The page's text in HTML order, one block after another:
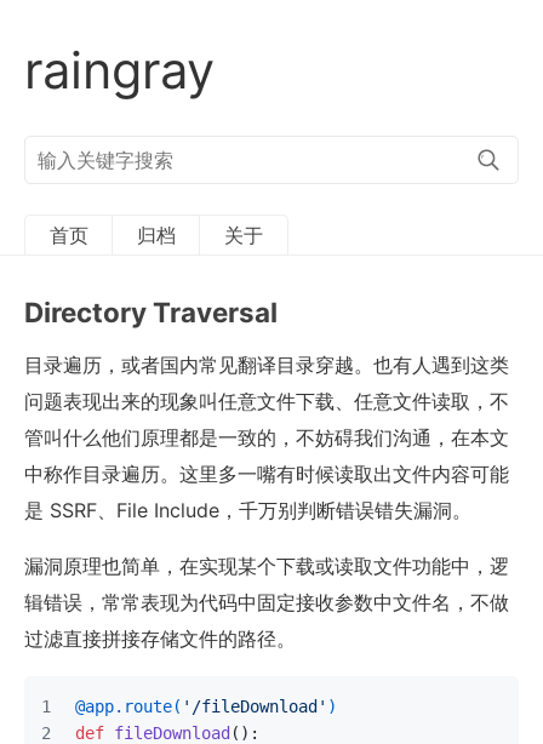
raingray
搜
索
首页 归档 关于
Directory Traversal
目录遍历，或者国内常见翻译目录穿越。也有人遇到这类
问题表现出来的现象叫任意文件下载、任意文件读取，不
管叫什么他们原理都是一致的，不妨碍我们沟通，在本文
中称作目录遍历。这里多一嘴有时候读取出文件内容可能
是 SSRF、File Include，千万别判断错误错失漏洞。
漏洞原理也简单，在实现某个下载或读取文件功能中，逻
辑错误，常常表现为代码中固定接收参数中文件名，不做
过滤直接拼接存储文件的路径。
@app.route( '/fileDownload' )
def fileDownload ():